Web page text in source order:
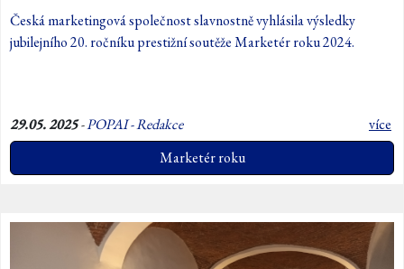
Česká marketingová společnost slavnostně vyhlásila výsledky
jubilejního 20. ročníku prestižní soutěže Marketér roku 2024.
29.05. 2025-POPAI - Redakce
více
Marketér roku